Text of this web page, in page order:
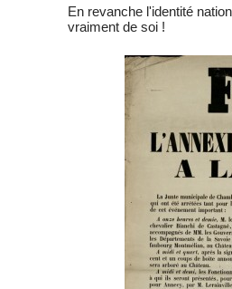
En revanche l'identité
vraiment de soi !